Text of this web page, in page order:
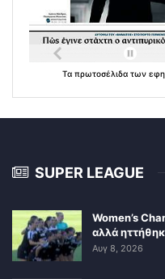
Τα πρωτοσέλιδα των
SUPER LEAGUE
Women’s
αλλά
Αυγ 8, 2026